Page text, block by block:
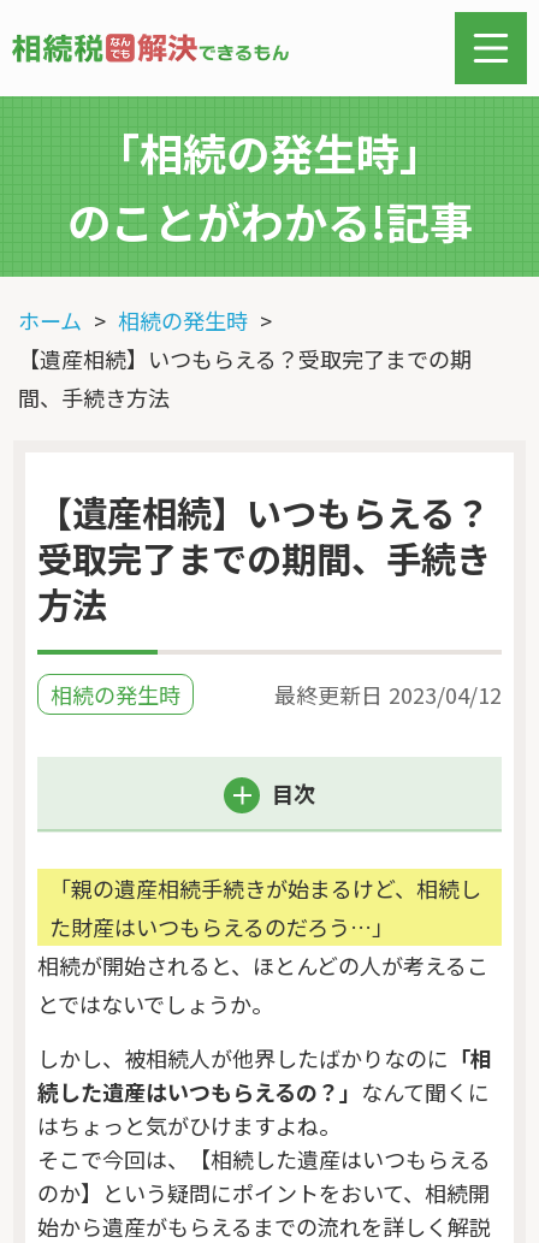
「相続の発生時」
のことがわかる!記事
ホーム
相続の発生時
【遺産相続】いつもらえる？受取完了までの期
間、手続き方法
【遺産相続】いつもらえる？
受取完了までの期間、手続き
方法
相続の発生時 最終更新日 2023/04/12
目次
「親の遺産相続手続きが始まるけど、相続し
た財産はいつもらえるのだろう…」
相続が開始されると、ほとんどの人が考えるこ
とではないでしょうか。
しかし、被相続人が他界したばかりなのに 「相
続した遺産はいつもらえるの？」 なんて聞くに
はちょっと気がひけますよね。
そこで今回は、【相続した遺産はいつもらえる
のか】という疑問にポイントをおいて、相続開
始から遺産がもらえるまでの流れを詳しく解説